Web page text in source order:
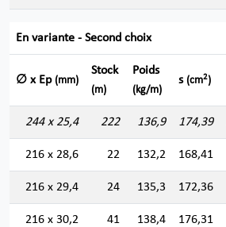
En variante - Second choix
∅ x Ep (mm)
Stock
(m)
Poids
(kg/m)
s (cm2)
244 x 25,4 222 136,9 174,39
216 x 28,6 22 132,2 168,41
216 x 29,4 24 135,3 172,36
216 x 30,2 41 138,4 176,31